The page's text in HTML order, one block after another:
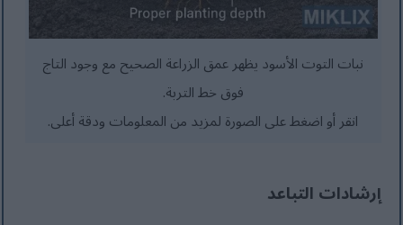
نبات التوت الأسود يظهر عمق الزراعة الصحيح مع وجود التاج
فوق خط التربة.
انقر أو اضغط على الصورة لمزيد من المعلومات ودقة أعلى.
إرشادات التباعد